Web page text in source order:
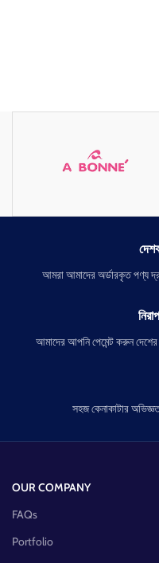
আমরা আমাদের অর্ডারকৃত পণ্য
আমাদের আপনি পেমেন্ট করুন
সহজ কেনাকাটার
OUR COMPANY
FAQs
Portfolio